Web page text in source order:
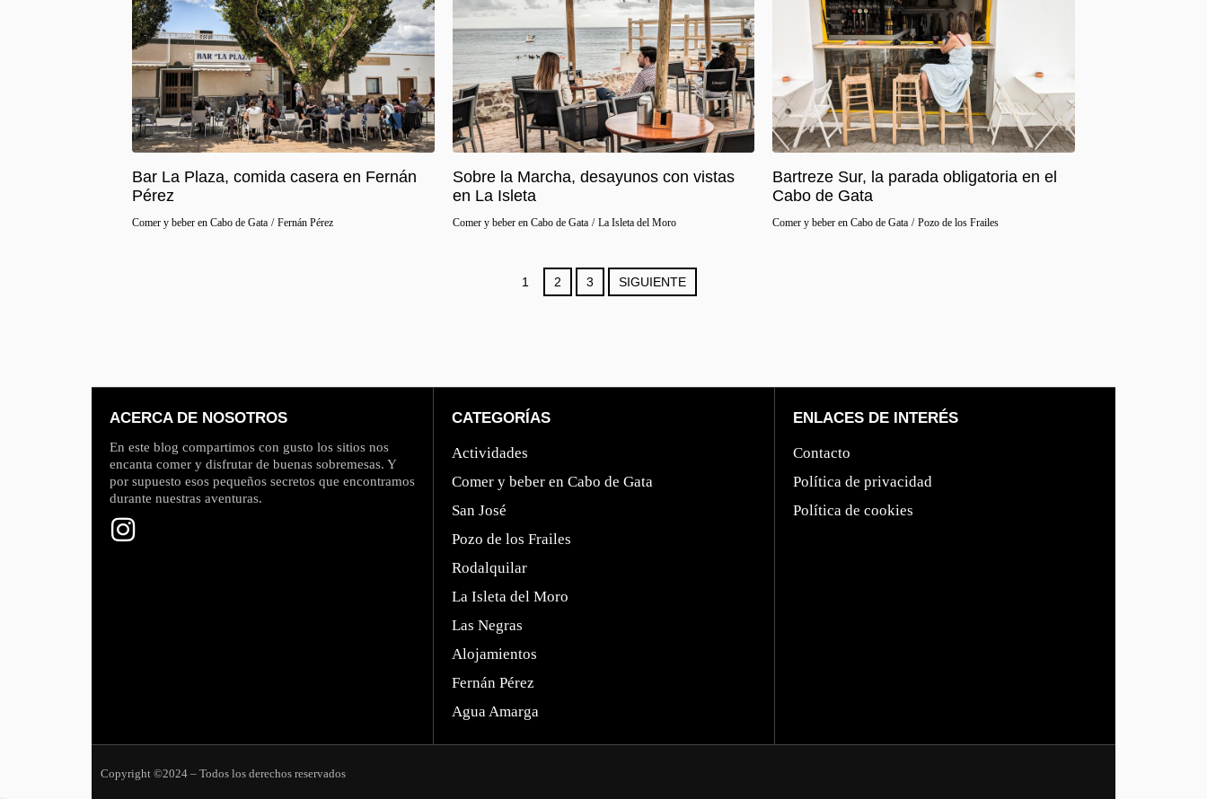
Bar La Plaza, comida casera en Fernán
Pérez
Comer y beber en Cabo de Gata / Fernán Pérez
Sobre la Marcha, desayunos con vistas
en La Isleta
Comer y beber en Cabo de Gata / La Isleta del Moro
Bartreze Sur, la parada obligatoria en el
Cabo de Gata
Comer y beber en Cabo de Gata / Pozo de los Frailes
1 2 3 SIGUIENTE
ACERCA DE NOSOTROS
En este blog compartimos con gusto los sitios nos
encanta comer y disfrutar de buenas sobremesas. Y
por supuesto esos pequeños secretos que encontramos
durante nuestras aventuras.
CATEGORÍAS
Actividades
Comer y beber en Cabo de Gata
San José
Pozo de los Frailes
Rodalquilar
La Isleta del Moro
Las Negras
Alojamientos
Fernán Pérez
Agua Amarga
ENLACES DE INTERÉS
Contacto
Política de privacidad
Política de cookies
Copyright ©2024 – Todos los derechos reservados